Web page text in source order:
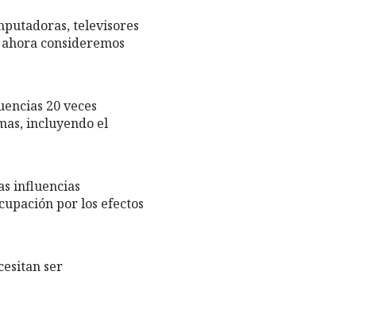
televisores
consideremos
20 veces
incluyendo el
influencias
por los efectos
ser